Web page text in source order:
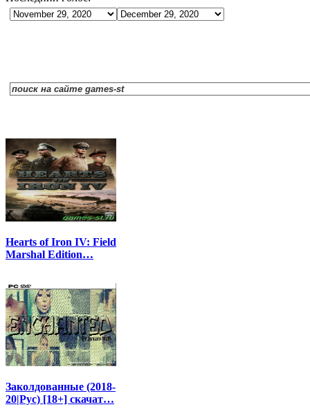
Hearts of Iron IV: Field
Marshal Edition…
Заколдованные (2018-
20|Рус) [18+] скачат…